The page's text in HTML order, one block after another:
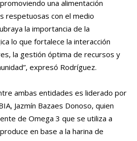
una alimentación
respetuosas con el medio
la importancia de la
lo que fortalece la interacción
la gestión óptima de recursos y
expresó Rodríguez.
ambas entidades es liderado por
Jazmín Bazaes Donoso, quien
de Omega 3 que se utiliza a
en base a la harina de